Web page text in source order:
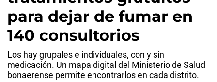
para dejar de fumar en
140 consultorios
Los hay grupales e individuales, con y sin
medicación. Un mapa digital del Ministerio de Salud
bonaerense permite encontrarlos en cada distrito.